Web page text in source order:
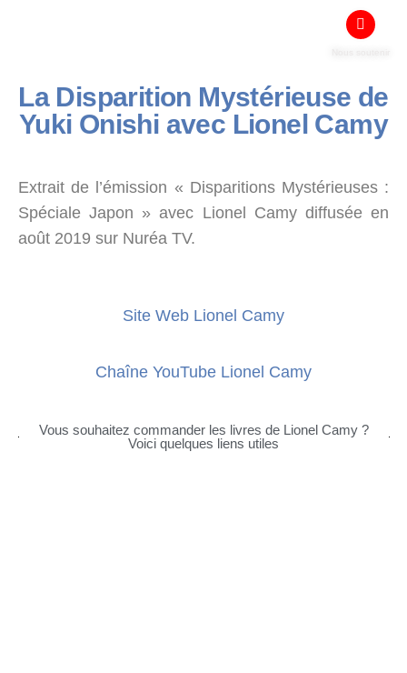
La Disparition Mystérieuse de
Yuki Onishi avec Lionel Camy
Extrait de l’émission « Disparitions Mystérieuses :
Spéciale Japon » avec Lionel Camy diffusée en
août 2019 sur Nuréa TV.
Site Web Lionel Camy
Chaîne YouTube Lionel Camy
Vous souhaitez commander les livres de Lionel Camy ?
Voici quelques liens utiles